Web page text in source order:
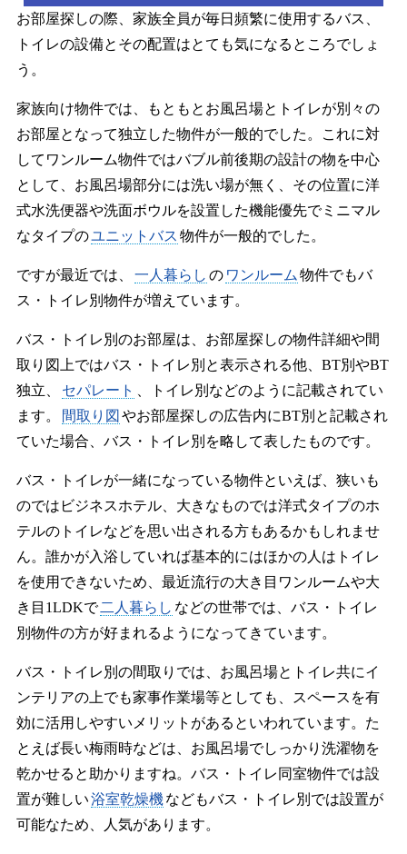
お部屋探しの際、家族全員が毎日頻繁に使用するバス、
トイレの設備とその配置はとても気になるところでしょ
う。
家族向け物件では、もともとお風呂場とトイレが別々の
お部屋となって独立した物件が一般的でした。これに対
してワンルーム物件ではバブル前後期の設計の物を中心
として、お風呂場部分には洗い場が無く、その位置に洋
式水洗便器や洗面ボウルを設置した機能優先でミニマル
なタイプのユニットバス 物件が一般的でした。
ですが最近では、 一人暮らし の ワンルーム 物件でもバ
ス・トイレ別物件が増えています。
バス・トイレ別のお部屋は、お部屋探しの物件詳細や間
取り図上ではバス・トイレ別と表示される他、BT別やBT
独立、
セパレート
、トイレ別などのように記載されてい
ます。
間取り図 やお部屋探しの広告内にBT別と記載され
ていた場合、バス・トイレ別を略して表したものです。
バス・トイレが一緒になっている物件といえば、狭いも
のではビジネスホテル、大きなものでは洋式タイプのホ
テルのトイレなどを思い出される方もあるかもしれませ
ん。誰かが入浴していれば基本的にはほかの人はトイレ
を使用できないため、最近流行の大き目ワンルームや大
き目1LDKで 二人暮らし などの世帯では、バス・トイレ
別物件の方が好まれるようになってきています。
バス・トイレ別の間取りでは、お風呂場とトイレ共にイ
ンテリアの上でも家事作業場等としても、スペースを有
効に活用しやすいメリットがあるといわれています。た
とえば長い梅雨時などは、お風呂場でしっかり洗濯物を
乾かせると助かりますね。バス・トイレ同室物件では設
置が難しい浴室乾燥機などもバス・トイレ別では設置が
可能なため、人気があります。